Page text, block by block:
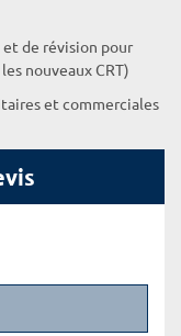
de révision pour
nouveaux CRT)
et commerciales